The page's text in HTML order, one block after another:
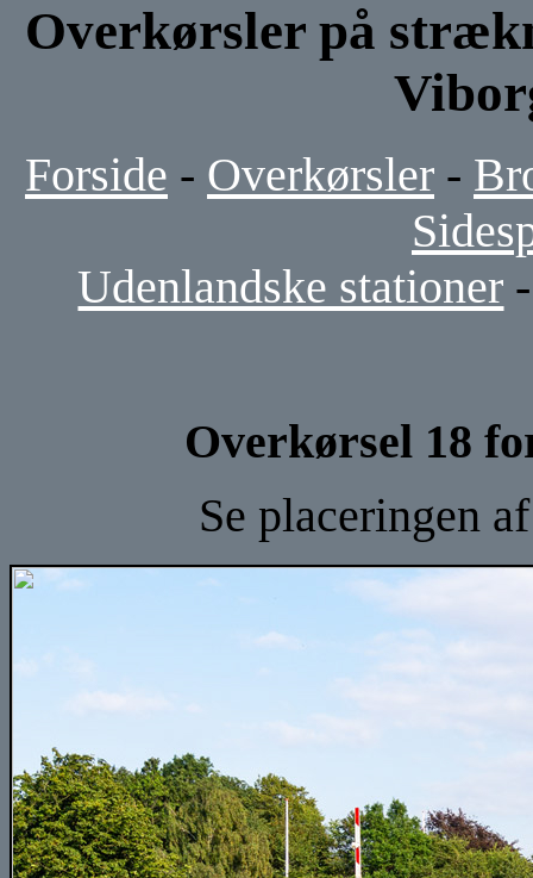
Overkørsler på
Forside - Overkørsler -
Udenlandske stationer
Overkørsel 18
Se placeringen